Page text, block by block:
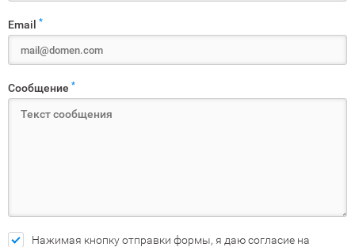
Email *
Сообщение *
Нажимая кнопку отправки формы, я даю согласие на